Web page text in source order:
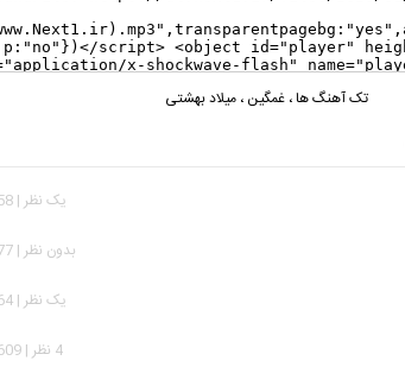
تک آهنگ ها،غمگین ،میلاد بهشتی
يک نظر | 2,058 بازدید
بدون نظر | 2,777 بازدید
يک نظر | 2,964 بازدید
4 نظر | 13,609 بازدید